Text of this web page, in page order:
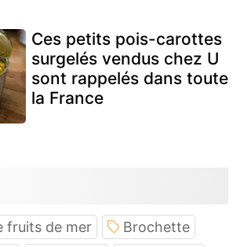
Ces petits pois-carottes
surgelés vendus chez U
sont rappelés dans toute
la France
fruits de mer
Brochette